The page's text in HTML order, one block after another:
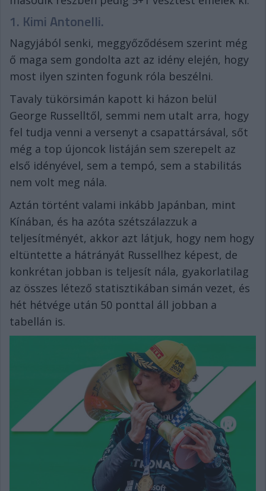
1. Kimi Antonelli.
Nagyjából senki, meggyőződésem szerint még
ő maga sem gondolta azt az idény elején, hogy
most ilyen szinten fogunk róla beszélni.
Tavaly tükörsimán kapott ki házon belül
George Russelltől, semmi nem utalt arra, hogy
fel tudja venni a versenyt a csapattársával, sőt
még a top újoncok listáján sem szerepelt az
első idényével, sem a tempó, sem a stabilitás
nem volt meg nála.
Aztán történt valami inkább Japánban, mint
Kínában, és ha azóta szétszálazzuk a
teljesítményét, akkor azt látjuk, hogy nem hogy
eltüntette a hátrányát Russellhez képest, de
konkrétan jobban is teljesít nála, gyakorlatilag
az összes létező statisztikában simán vezet, és
hét hétvége után 50 ponttal áll jobban a
tabellán is.